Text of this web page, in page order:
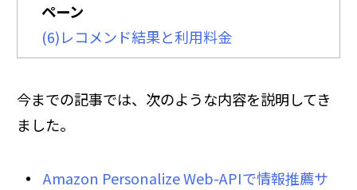
ペーン
(6)レコメンド結果と利用料金
今までの記事では、次のような内容を説明してき
ました。
Amazon Personalize Web-APIで情報推薦サ